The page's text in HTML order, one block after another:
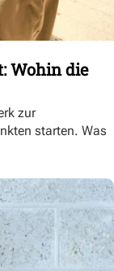
Wohin die
zur
starten. Was